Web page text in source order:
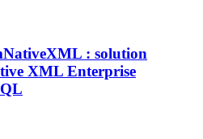
: solution
XML Enterprise